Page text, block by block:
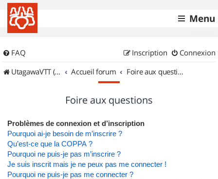
Menu
FAQ Connexion
Inscription
UtagawaVTT (Randos VTT et VTTAE avec traces GPS)
Accueil forum Foire aux questions
Foire aux questions
Problèmes de connexion et d’inscription
Pourquoi ai-je besoin de m’inscrire ?
Qu’est-ce que la COPPA ?
Pourquoi ne puis-je pas m’inscrire ?
Je suis inscrit mais je ne peux pas me connecter !
Pourquoi ne puis-je pas me connecter ?